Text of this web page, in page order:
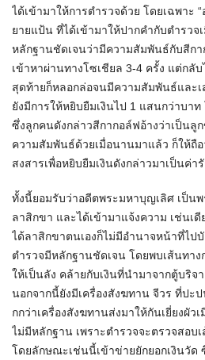
ได้เข้ามาให้การตำรวจด้วย โดยเฉพาะ
ยายแป้น ที่ได้เข้ามาให้ปากคำกับตำรว
หลักฐานชัดเจนว่ามีความสัมพันธ์กับสีก
เข้าหาผ่านทางโซเชียล 3-4 ครั้ง แต่กลั
สุดท้ายก็หลอกล่อจนมีความสัมพันธ์และเ
ยังมีการให้หยิบยืมเงินไป 1 แสนกว่าบา
ซึ่งลูกคนดังกล่าวสีกากอล์ฟอ้างว่าเป็นลู
ความสัมพันธ์ด้วยเมื่อนานมาแล้ว ก็ให้ถื
สงสารเพื่อหยิบยืมเงินดังกล่าวมาเป็นค่า
ทั้งนี้ยอมรับว่าอดีตพระมหาบุญเลิศ เป็นพ
ลาสิกขา และได้เข้ามาแจ้งความ เช่นเดี
ได้ลาสิกขาตนเองก็ไม่มีอำนาจหน้าที่ไป
ตำรวจมีหลักฐานชัดเจน โดยพบเส้นทาง
ให้เป็นลัง คล้ายกับเงินที่นำมาจากตู้บริจ
นอกจากนี้ยังมีเครื่องสังฆทาน จีวร ที่ปะ
กกว่าเครื่องสังฆทานส่งมาให้กันเยี่ยงผัว
ไม่มีหลักฐาน เพราะตำรวจจะตรวจสอบ
โดยลักษณะเช่นนี้เข้าข่ายยักยอกเงินวัด